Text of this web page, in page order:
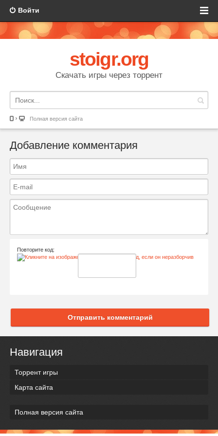
Войти
stoigr.org
Скачать игры через торрент
Полная версия сайта
Добавление комментария
Повторите код:
Отправить комментарий
Навигация
Торрент игры
Карта сайта
Полная версия сайта